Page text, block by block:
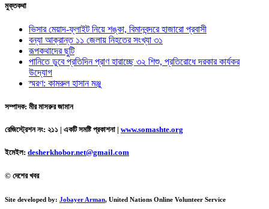
মুক্তকথা
ভিসার মেয়াদ-ফ্লাইট নিয়ে শঙ্কা, বিমানবন্দরে হাজারো প্রবাসী
বন্যা আক্রান্ত ১১ জেলায় নিহতের সংখ্যা ৩১
রূপকথাদের ছুটি
পানিতে ডুবে প্রতিদিন প্রাণ হারাচ্ছে ৩২ শিশু, প্রতিরোধে দরকার কার্যকর
উদ্যোগ
স্মরণ: কামরুল হাসান মঞ্জু
সম্পাদক: মীর মাসরুর জামান
রেজিস্ট্রেশন নং: ২১১ | একটি সমষ্টি প্রকাশনা | www.somashte.org
ইমেইল: desherkhobor.net@gmail.com
© দেশের খবর
Site developed by: Jobayer Arman, United Nations Online Volunteer Service